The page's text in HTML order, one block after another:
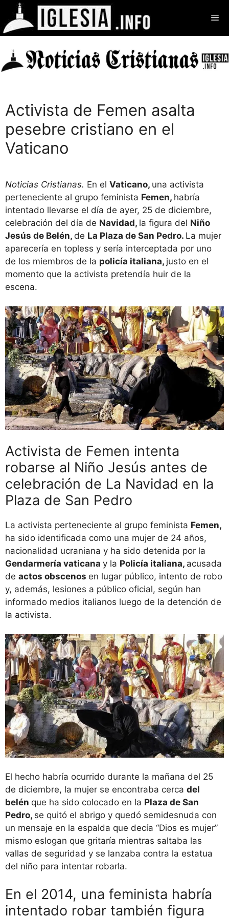
Saltar
contenido
Activista de Femen asalta
pesebre cristiano en el
Vaticano
Noticias Cristianas. En el Vaticano, una activista
perteneciente al grupo feminista Femen, habría
intentado llevarse el día de ayer, 25 de diciembre,
celebración del día de Navidad, la figura del Niño
Jesús de Belén, de La Plaza de San Pedro. La mujer
aparecería en topless y sería interceptada por uno
de los miembros de la policía italiana, justo en el
momento que la activista pretendía huir de la
escena.
Activista de Femen intenta
robarse al Niño Jesús antes de
celebración de La Navidad en la
Plaza de San Pedro
La activista perteneciente al grupo feminista Femen,
ha sido identificada como una mujer de 24 años,
nacionalidad ucraniana y ha sido detenida por la
Gendarmería vaticana y la Policía italiana, acusada
de actos obscenos en lugar público, intento de robo
y, además, lesiones a público oficial, según han
informado medios italianos luego de la detención de
la activista.
El hecho habría ocurrido durante la mañana del 25
de diciembre, la mujer se encontraba cerca del
belén que ha sido colocado en la Plaza de San
Pedro, se quitó el abrigo y quedó semidesnuda con
un mensaje en la espalda que decía “Dios es mujer”
mismo eslogan que gritaría mientras saltaba las
vallas de seguridad y se lanzaba contra la estatua
del niño para intentar robarla.
En el 2014, una feminista habría
intentado robar también figura